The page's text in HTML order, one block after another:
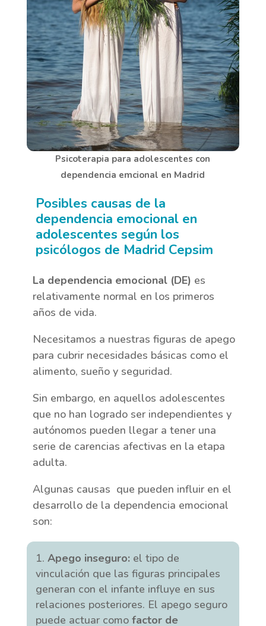
Psicoterapia para adolescentes con
dependencia emcional en Madrid
Posibles causas de la
dependencia emocional en
adolescentes según los
psicólogos de Madrid Cepsim
La dependencia emocional (DE) es
relativamente normal en los primeros
años de vida.
Necesitamos a nuestras figuras de apego
para cubrir necesidades básicas como el
alimento, sueño y seguridad.
Sin embargo, en aquellos adolescentes
que no han logrado ser independientes y
autónomos pueden llegar a tener una
serie de carencias afectivas en la etapa
adulta.
Algunas causas que pueden influir en el
desarrollo de la dependencia emocional
son:
Apego inseguro:el tipo de
vinculación que las figuras principales
generan con el infante influye en sus
relaciones posteriores. El apego seguro
puede actuar como factor de